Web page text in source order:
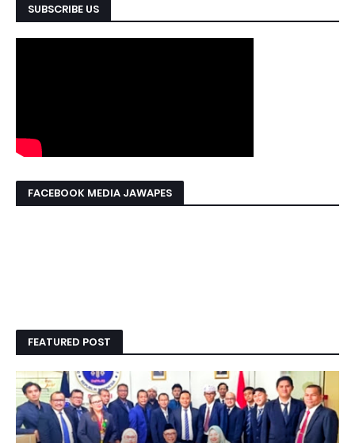
SUBSCRIBE US
FACEBOOK MEDIA JAWAPES
FEATURED POST